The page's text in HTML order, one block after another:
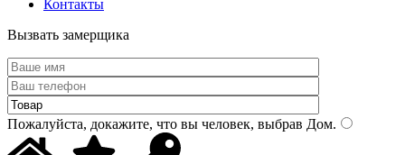
Контакты
Вызвать замерщика
Пожалуйста, докажите, что вы человек, выбрав Дом.